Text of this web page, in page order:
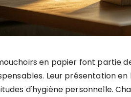
en papier font partie
Leur présentation
d'hygiène personnelle.